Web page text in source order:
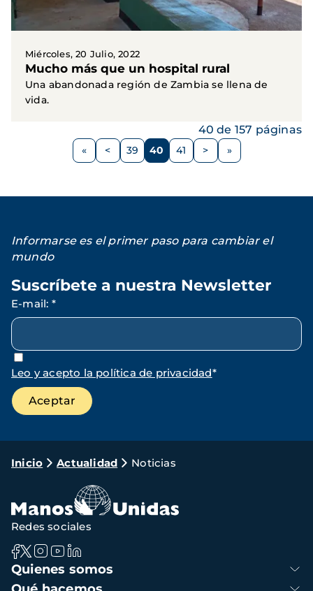
Miércoles, 20 Julio, 2022
Mucho más que un hospital rural
Una abandonada región de Zambia se llena de
vida.
Paginación
Página
< Página
39 Página
40 Página
41
Siguiente
>
40 de 157 páginas
Informarse es el primer paso para cambiar el
mundo
Suscríbete a nuestra Newsletter
E-mail: *
Leo y acepto la política de privacidad*
Ruta
navegación
Inicio Actualidad Noticias
Navegación
principal
Quienes somos
Redes sociales